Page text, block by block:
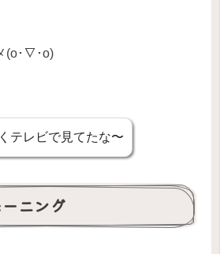
(o･∇･o)
テレビで見てたな〜
ニング